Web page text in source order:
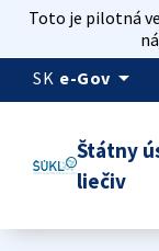
Toto je pilotná
SK e-Gov arrow_drop_down
Štátny
liečiv